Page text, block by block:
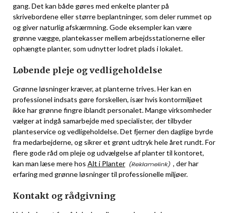
gang. Det kan både gøres med enkelte planter på
skrivebordene eller større beplantninger, som deler rummet op
og giver naturlig afskærmning. Gode eksempler kan være
grønne vægge, plantekasser mellem arbejdsstationerne eller
ophængte planter, som udnytter lodret plads i lokalet.
Løbende pleje og vedligeholdelse
Grønne løsninger kræver, at planterne trives. Her kan en
professionel indsats gøre forskellen, især hvis kontormiljøet
ikke har grønne fingre iblandt personalet. Mange virksomheder
vælger at indgå samarbejde med specialister, der tilbyder
planteservice og vedligeholdelse. Det fjerner den daglige byrde
fra medarbejderne, og sikrer et grønt udtryk hele året rundt. For
flere gode råd om pleje og udvælgelse af planter til kontoret,
kan man læse mere hos Alt i Planter
, der har
erfaring med grønne løsninger til professionelle miljøer.
Kontakt og rådgivning